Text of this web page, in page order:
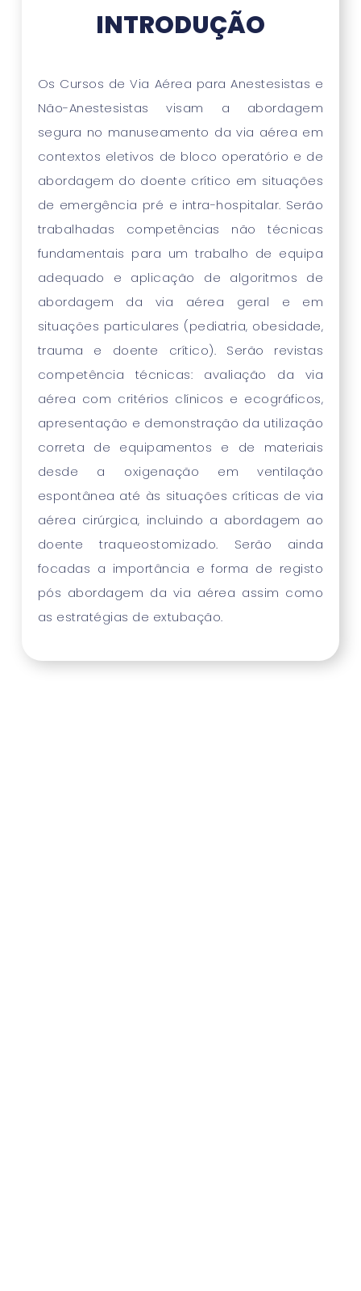
INTRODUÇÃO
Os Cursos de Via Aérea para Anestesistas e
Não-Anestesistas visam a abordagem
segura no manuseamento da via aérea em
contextos eletivos de bloco operatório e de
abordagem do doente crítico em situações
de emergência pré e intra-hospitalar. Serão
trabalhadas competências não técnicas
fundamentais para um trabalho de equipa
adequado e aplicação de algoritmos de
abordagem da via aérea geral e em
situações particulares (pediatria, obesidade,
trauma e doente crítico). Serão revistas
competência técnicas: avaliação da via
aérea com critérios clínicos e ecográficos,
apresentação e demonstração da utilização
correta de equipamentos e de materiais
desde a oxigenação em ventilação
espontânea até às situações críticas de via
aérea cirúrgica, incluindo a abordagem ao
doente traqueostomizado. Serão ainda
focadas a importância e forma de registo
pós abordagem da via aérea assim como
as estratégias de extubação.